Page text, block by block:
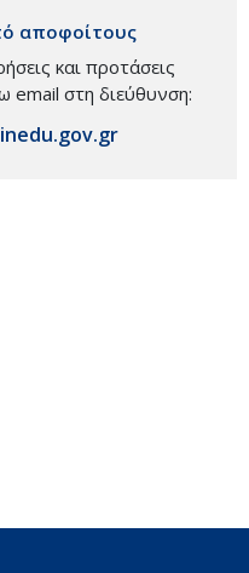
αποφοίτους
και προτάσεις
email στη διεύθυνση: